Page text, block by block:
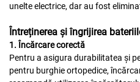
unelte electrice, dar au fost
Întreținerea și îngrijirea
1. Încărcare corectă
Pentru a asigura durabilitatea și
pentru burghie ortopedice,